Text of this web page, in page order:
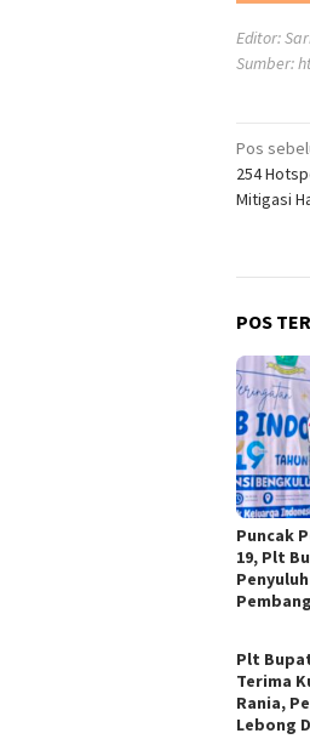
Editor:
Sumber:
pos
Pos
254
Mitigasi
POS
Puncak
19, Plt
Plt
Terima
Rania,
Lebong